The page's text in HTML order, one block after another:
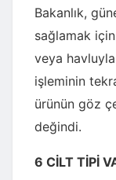
Bakanlık,
sağlamak
veya
işleminin
ürünün göz
değindi.
6 CİLT TİPİ